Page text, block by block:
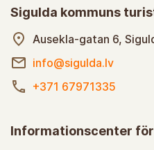
Sigulda kommuns
Ausekla-gatan 6,
info@sigulda.lv
+371 67971335
Informationscenter